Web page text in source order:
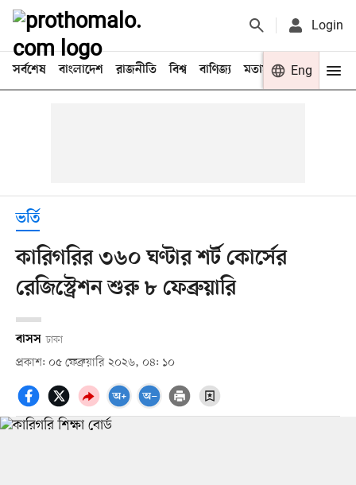
Login
সর্বশেষ বাংলাদেশ রাজনীতি বিশ্ব বাণিজ্য মতামত খেলা
Eng
ভর্তি
কারিগরির ৩৬০ ঘণ্টার শর্ট কোর্সের
রেজিস্ট্রেশন শুরু ৮ ফেব্রুয়ারি
বাসস ঢাকা
প্রকাশ: ০৫ ফেব্রুয়ারি ২০২৬, ০৪: ১০